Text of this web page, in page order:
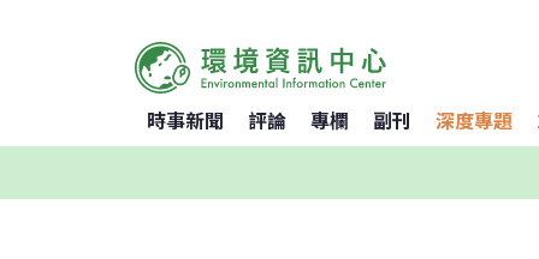
時事新聞 評論 專欄 副刊 深度專題